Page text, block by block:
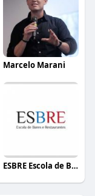
Marcelo Marani
ESBRE Escola de Bares e Restaurantes